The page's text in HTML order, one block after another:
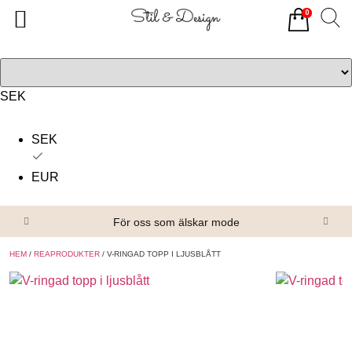
SEK
SEK
EUR
För oss som älskar mode
HEM / REAPRODUKTER / V-RINGAD TOPP I LJUSBLÅTT
0
Alla produkter
Om oss